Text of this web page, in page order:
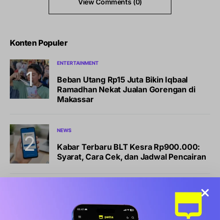
View Comments (0)
Konten Populer
ENTERTAINMENT
Beban Utang Rp15 Juta Bikin Iqbaal
Ramadhan Nekat Jualan Gorengan di
Makassar
NEWS
Kabar Terbaru BLT Kesra Rp900.000:
Syarat, Cara Cek, dan Jadwal Pencairan
Sports Station Gelar Diskon Beli 1 Gratis
1, Ini Syarat dan Cara Klaimnya